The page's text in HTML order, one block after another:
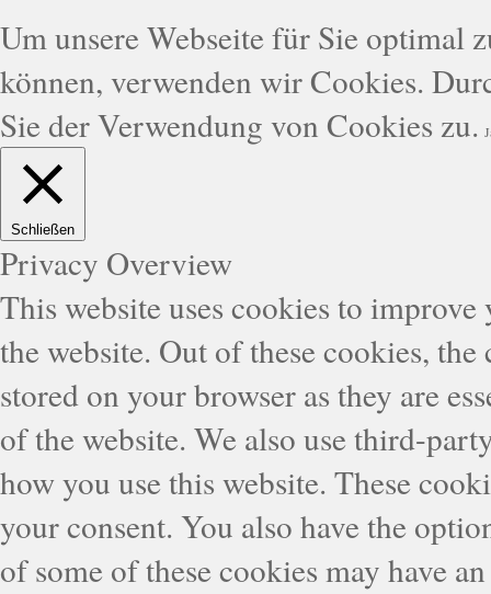
Um unsere Webseite für Sie optimal
können, verwenden wir Cookies.
Sie der Verwendung von Cookies zu.
Schließen
Privacy Overview
This website uses cookies to
the website. Out of these cookies,
stored on your browser as they are
of the website. We also use third-
how you use this website. These
your consent. You also have the
of some of these cookies may have